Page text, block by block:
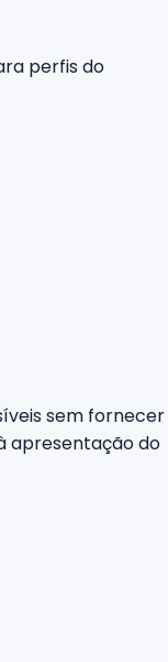
perfis do
sem fornecer
apresentação do